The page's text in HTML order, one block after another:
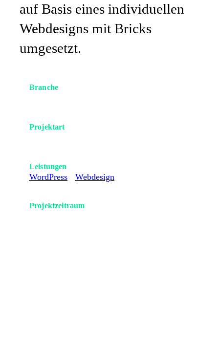
auf Basis eines individuellen
Webdesigns mit Bricks
umgesetzt.
Branche
Projektart
Leistungen
WordPress Webdesign
Projektzeitraum